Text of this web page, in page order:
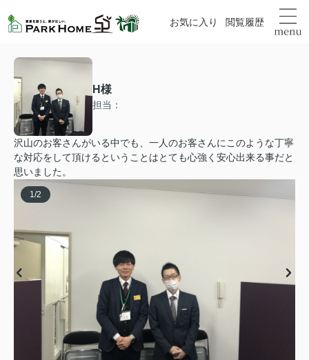
お気に入り 閲覧履歴
H様
担当：
沢山のお客さんがいる中でも、一人のお客さんにこのような丁寧
な対応をして頂けるということはとても心強く安心出来る事だと
思いました。
1/2